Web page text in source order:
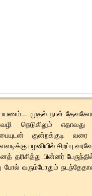
முதல் நாள்
நெடுகிலும்
குன்றக்குடி வரை
பழனியில் சிறப்பு
தரிசித்து பின்னர்
போல் வரும்போதும்